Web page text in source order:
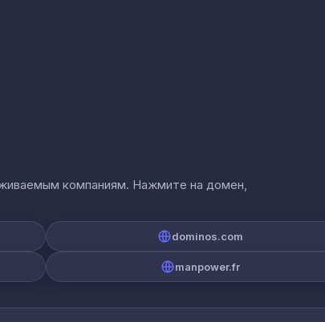
компаниям. Нажмите на домен,
dominos.com
manpower.fr